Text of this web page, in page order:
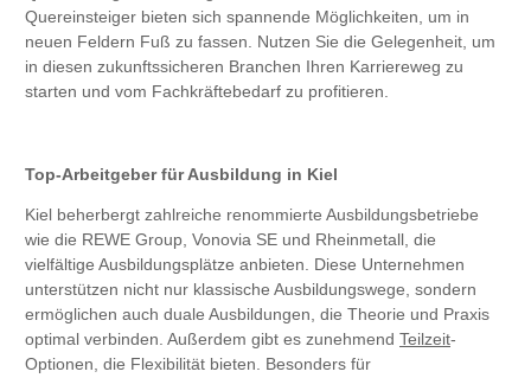
Quereinsteiger bieten sich spannende Möglichkeiten, um in
neuen Feldern Fuß zu fassen. Nutzen Sie die Gelegenheit, um
in diesen zukunftssicheren Branchen Ihren Karriereweg zu
starten und vom Fachkräftebedarf zu profitieren.
Top-Arbeitgeber für Ausbildung in Kiel
Kiel beherbergt zahlreiche renommierte Ausbildungsbetriebe
wie die REWE Group, Vonovia SE und Rheinmetall, die
vielfältige Ausbildungsplätze anbieten. Diese Unternehmen
unterstützen nicht nur klassische Ausbildungswege, sondern
ermöglichen auch duale Ausbildungen, die Theorie und Praxis
optimal verbinden. Außerdem gibt es zunehmend Teilzeit-
Optionen, die Flexibilität bieten. Besonders für